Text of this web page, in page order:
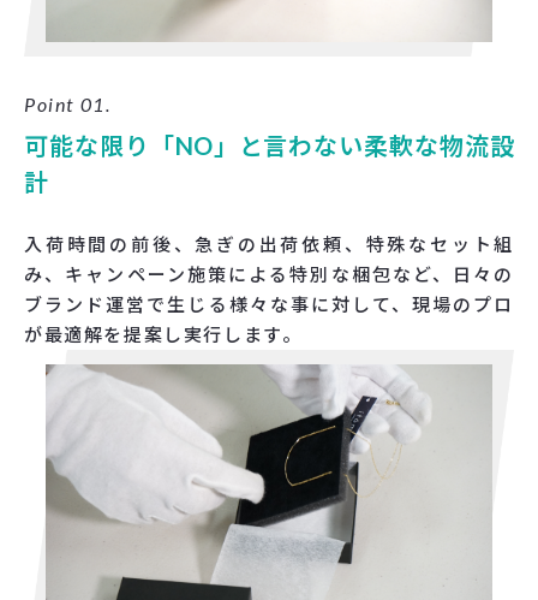
Point 01.
可能な限り「NO」と言わない柔軟な物流設
計
入荷時間の前後、急ぎの出荷依頼、特殊なセット組
み、キャンペーン施策による特別な梱包など、日々の
ブランド運営で生じる様々な事に対して、現場のプロ
が最適解を提案し実行します。